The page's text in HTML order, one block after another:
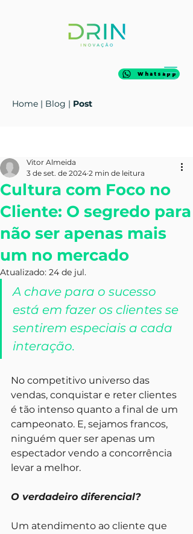
Whatsapp
Home | Blog | Post
Cultura com Foco no
Cliente: O segredo para
não ser apenas mais
um no mercado
Vitor Almeida
3 de set. de 2024 2 min de leitura
Atualizado: 24 de jul.
A chave para o sucesso
está em fazer os clientes se
sentirem especiais a cada
interação.
No competitivo universo das
vendas, conquistar e reter clientes
é tão intenso quanto a final de um
campeonato. E, sejamos francos,
ninguém quer ser apenas um
espectador vendo a concorrência
levar a melhor.
O verdadeiro diferencial?
Um atendimento ao cliente que